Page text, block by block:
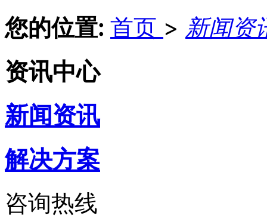
您的位置: 首页 > 新闻资
资讯中心
新闻资讯
解决方案
咨询热线